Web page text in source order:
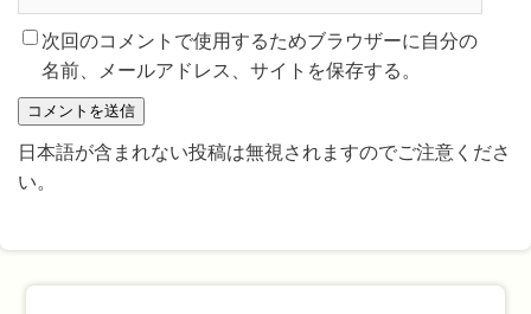
次回のコメントで使用するためブラウザーに自分の
名前、メールアドレス、サイトを保存する。
日本語が含まれない投稿は無視されますのでご注意くださ
い。